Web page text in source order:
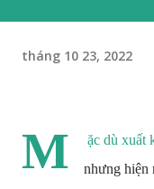
tháng 10 23, 2022
M
ặc dù xuất
nhưng hiện